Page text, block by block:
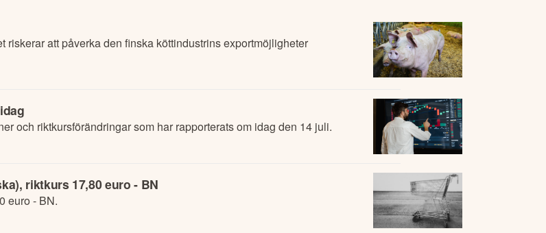
att påverka den finska köttindustrins exportmöjligheter
och riktkursförändringar som har rapporterats om idag den 14 juli.
riktkurs 17,80 euro - BN
euro - BN.